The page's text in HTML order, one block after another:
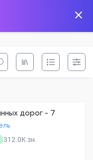
дорог - 7
312.0K зн.